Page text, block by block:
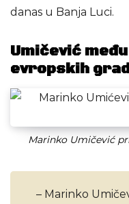
danas u Banja Luci.
Umičević
evropskih
Marinko Umičević
– Marinko